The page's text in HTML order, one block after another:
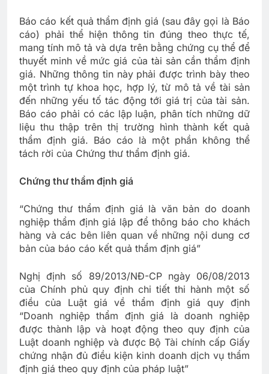
Báo cáo kết quả thẩm định giá (sau đây gọi là Báo
cáo) phải thể hiện thông tin đúng theo thực tế,
mang tính mô tả và dựa trên bằng chứng cụ thể để
thuyết minh về mức giá của tài sản cần thẩm định
giá. Những thông tin này phải được trình bày theo
một trình tự khoa học, hợp lý, từ mô tả về tài sản
đến những yếu tố tác động tới giá trị của tài sản.
Báo cáo phải có các lập luận, phân tích những dữ
liệu thu thập trên thị trường hình thành kết quả
thẩm định giá. Báo cáo là một phần không thể
tách rời của Chứng thư thẩm định giá.
Chứng thư thẩm định giá
“Chứng thư thẩm định giá là văn bản do doanh
nghiệp thẩm định giá lập để thông báo cho khách
hàng và các bên liên quan về những nội dung cơ
bản của báo cáo kết quả thẩm định giá”
Nghị định số 89/2013/NĐ-CP ngày 06/08/2013
của Chính phủ quy định chi tiết thi hành một số
điều của Luật giá về thẩm định giá quy định
“Doanh nghiệp thẩm định giá là doanh nghiệp
được thành lập và hoạt động theo quy định của
Luật doanh nghiệp và được Bộ Tài chính cấp Giấy
chứng nhận đủ điều kiện kinh doanh dịch vụ thẩm
định giá theo quy định của pháp luật”